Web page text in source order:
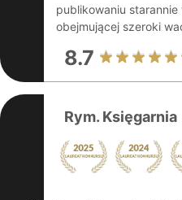
publikowaniu
obejmującej szeroki
8.7
Rym. Księgarnia